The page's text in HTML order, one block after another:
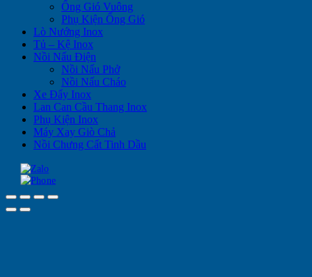
Ống Gió Vuông
Phụ Kiện Ống Gió
Lò Nướng Inox
Tủ – Kệ Inox
Nồi Nấu Điện
Nồi Nấu Phở
Nồi Nấu Cháo
Xe Đẩy Inox
Lan Can Cầu Thang Inox
Phụ Kiện Inox
Máy Xay Giò Chả
Nồi Chưng Cất Tinh Dầu